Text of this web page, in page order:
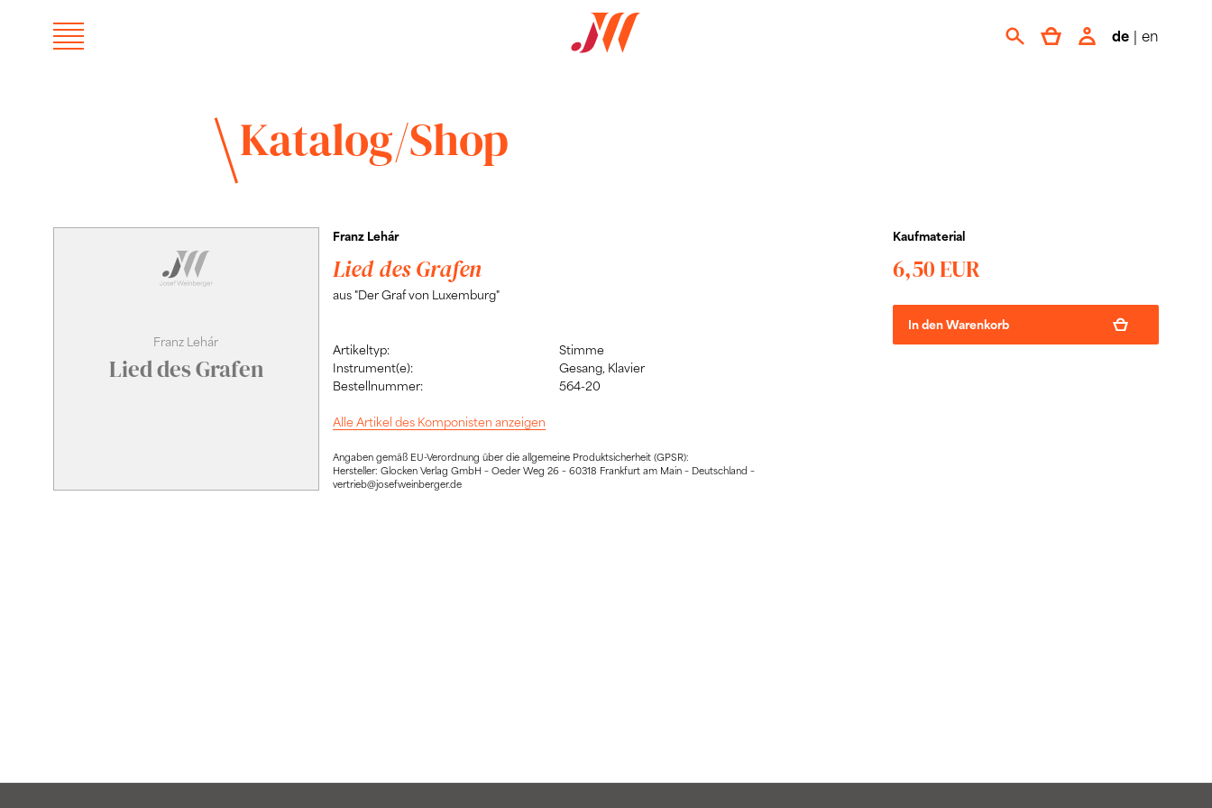
de | en
Katalog/Shop
Franz Lehár
Lied des Grafen
Franz Lehár
Lied des Grafen
aus "Der Graf von Luxemburg"
Artikeltyp:
Stimme
Instrument(e):
Gesang, Klavier
Bestellnummer:
564-20
Alle Artikel des Komponisten anzeigen
Angaben gemäß EU-Verordnung über die allgemeine Produktsicherheit (GPSR):
Hersteller: Glocken Verlag GmbH – Oeder Weg 26 – 60318 Frankfurt am Main – Deutschland –
vertrieb@josefweinberger.de
Kaufmaterial
6,50 EUR
In den Warenkorb